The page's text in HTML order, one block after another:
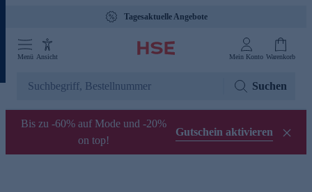
Tagesaktuelle Angebote
Menü Ansicht Mein Konto Warenkorb
Suchen
Bis zu -60% auf Mode und -20%
on top!
Gutschein aktivieren